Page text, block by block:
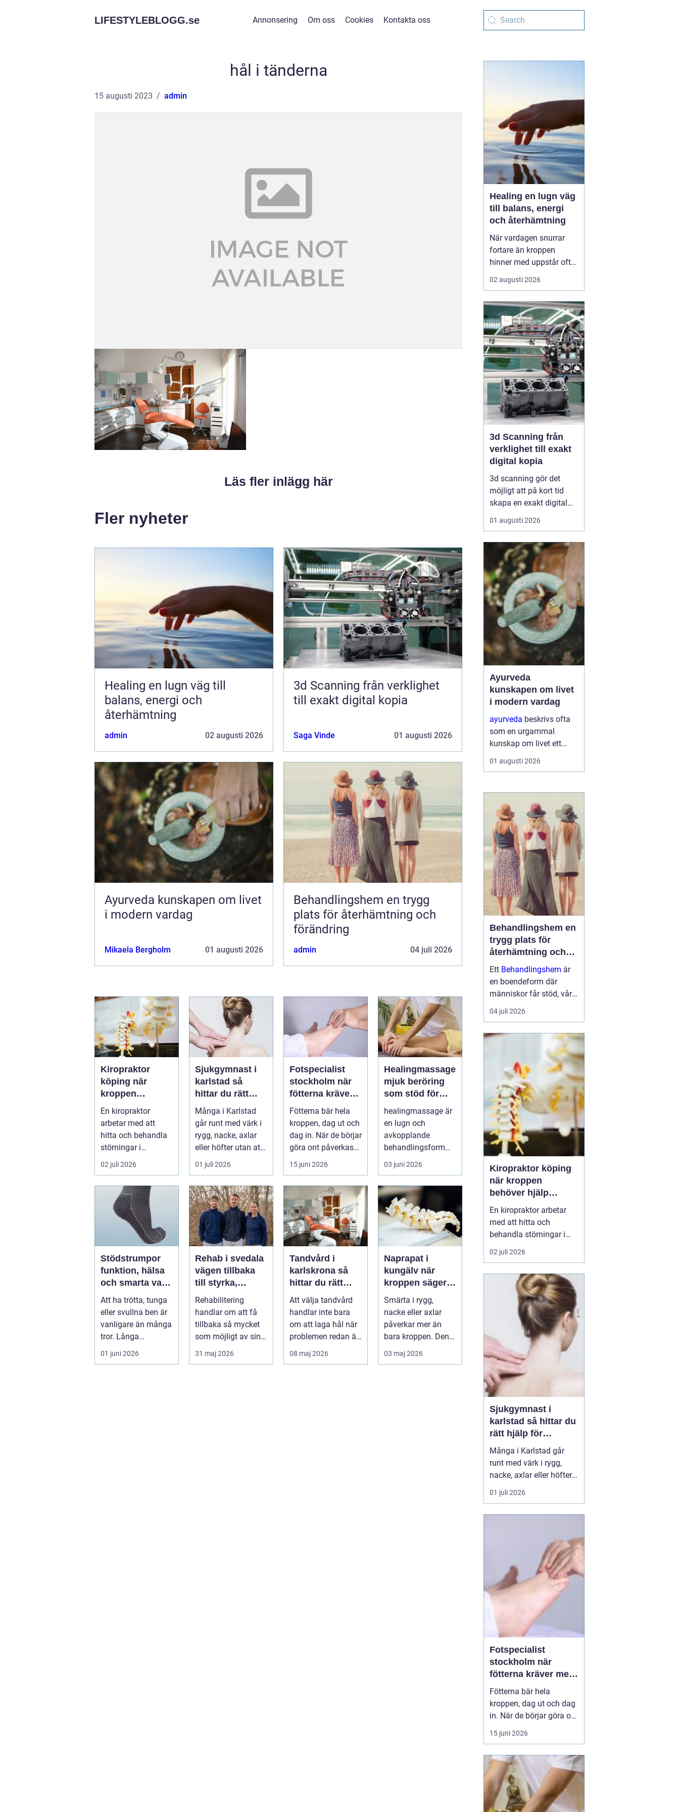
LIFESTYLEBLOGG.se Annonsering Om oss Cookies Kontakta oss
hål i tänderna
15 augusti 2023 admin
Läs fler inlägg här
Fler nyheter
Healing en lugn väg till
balans, energi och
återhämtning
admin 02 augusti 2026
3d Scanning från verklighet
till exakt digital kopia
Saga Vinde 01 augusti 2026
Ayurveda kunskapen om livet
i modern vardag
Mikaela Bergholm 01 augusti 2026
Behandlingshem en trygg
plats för återhämtning och
förändring
admin 04 juli 2026
Kiropraktor
köping när
kroppen
behöver hjälp
tillbaka
En kiropraktor
arbetar med att
hitta och behandla
störningar i
kroppens leder,
muskler och
nervsyste...
02 juli 2026
Sjukgymnast i
karlstad så
hittar du rätt
hjälp för
kroppen
Många i Karlstad
går runt med värk i
rygg, nacke, axlar
eller höfter utan att
söka hjälp. Andra
har ...
01 juli 2026
Fotspecialist
stockholm när
fötterna kräver
mer än vanliga
sulor
Fötterna bär hela
kroppen, dag ut och
dag in. När de börjar
göra ont påverkas
mer än bara stegen
sö...
15 juni 2026
Healingmassage
mjuk beröring
som stöd för
kropp och själ
healingmassage är
en lugn och
avkopplande
behandlingsform
som förenar
klassisk massage
med energibas...
03 juni 2026
Stödstrumpor
funktion, hälsa
och smarta val i
vardagen
Att ha trötta, tunga
eller svullna ben är
vanligare än många
tror. Långa
arbetsdagar på
hårda golv, ...
01 juni 2026
Rehab i svedala
vägen tillbaka
till styrka,
balans och
vardag
Rehabilitering
handlar om att få
tillbaka så mycket
som möjligt av sin
funktion, energi och
trygghet...
31 maj 2026
Tandvård i
karlskrona så
hittar du rätt
klinik för
långsiktig
munhälsa
Att välja tandvård
handlar inte bara
om att laga hål när
problemen redan är
ett faktum. Det
handlar ...
08 maj 2026
Naprapat i
kungälv när
kroppen säger
ifrån
Smärta i rygg,
nacke eller axlar
påverkar mer än
bara kroppen. Den
tar energi,
koncentration och
03 maj 2026
Healing en lugn väg
till balans, energi
och återhämtning
När vardagen snurrar
fortare än kroppen
hinner med uppstår ofta
spänningar, oro och
trötthet som inte går att
Många börjar då söka
efter metoder som kan
skapa lugn på djupet,
inte bara i tankarna utan
också i kroppen. I den
sökn...
02 augusti 2026
3d Scanning från
verklighet till exakt
digital kopia
3d scanning gör det
möjligt att på kort tid
skapa en exakt digital
kopia av nästan vad
som helst: en liten detalj,
eller en hel fabrik.
Tekniken används i dag
inom industri, bygg,
fastigheter, kulturarv och
infrastruktur för at...
01 augusti 2026
Ayurveda
kunskapen om livet
i modern vardag
ayurveda beskrivs ofta
som en urgammal
kunskap om livet ett
praktiskt system för
hälsa som förenar kropp,
stället för att enbart
fokusera på symptom
försöker ayurvedan
förstå varf...
01 augusti 2026
Behandlingshem en
trygg plats för
återhämtning och
förändring
Ett Behandlingshem är
en boendeform där
människor får stöd, vård
och struktur under en
period i livet när det
öppenvården inte räcker.
Målet är att skapa
trygghet, stabilitet och
förutsättni...
04 juli 2026
Kiropraktor köping
när kroppen
behöver hjälp
tillbaka
En kiropraktor arbetar
med att hitta och
behandla störningar i
kroppens leder, muskler
och nervsystem. Målet
smärta, bättre rörlighet
och en vardag som
fungerar igen.
Kiropraktik passar
många som kämpar
med återkommande
ryggont...
02 juli 2026
Sjukgymnast i
karlstad så hittar du
rätt hjälp för
kroppen
Många i Karlstad går
runt med värk i rygg,
nacke, axlar eller höfter
utan att söka hjälp.
Andra har råkat ut för en
släppa. En legitimerad
sjukgymnast kan då
göra stor skillnad.
Genom n...
01 juli 2026
Fotspecialist
stockholm när
fötterna kräver mer
än vanliga sulor
Fötterna bär hela
kroppen, dag ut och dag
in. När de börjar göra ont
påverkas mer än bara
stegen sömn, träning,
lidande. Många försöker
länge med egenvård,
inlägg från sportbutiken
eller vila, men
15 juni 2026